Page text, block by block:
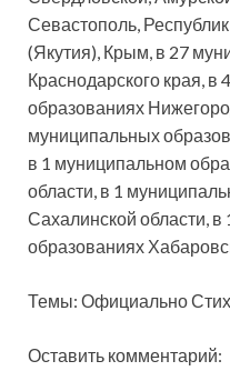
Севастополь,
(Якутия), Крым, в 27
Краснодарского края,
образованиях
муниципальных
в 1 муниципальном
области, в 1
Сахалинской области,
образованиях
Темы: Официально
Оставить комментарий: